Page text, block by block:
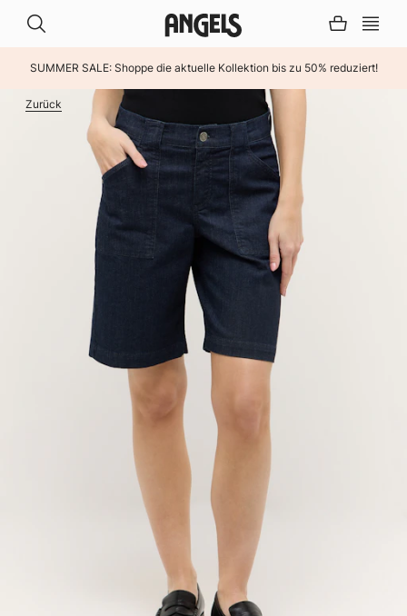
SUMMER SALE: Shoppe die aktuelle Kollektion bis zu 50% reduziert!
Zurück